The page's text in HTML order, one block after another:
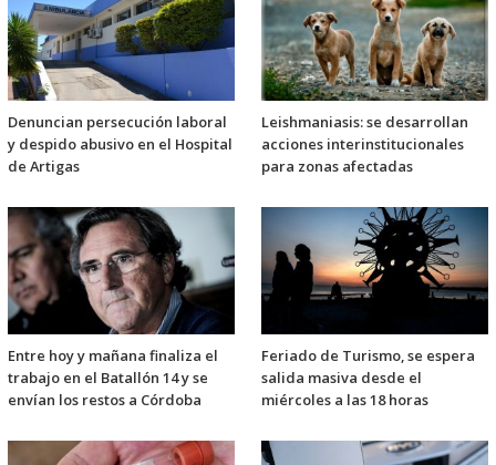
Denuncian persecución laboral
y despido abusivo en el Hospital
de Artigas
Leishmaniasis: se desarrollan
acciones interinstitucionales
para zonas afectadas
Entre hoy y mañana finaliza el
trabajo en el Batallón 14 y se
envían los restos a Córdoba
Feriado de Turismo, se espera
salida masiva desde el
miércoles a las 18 horas